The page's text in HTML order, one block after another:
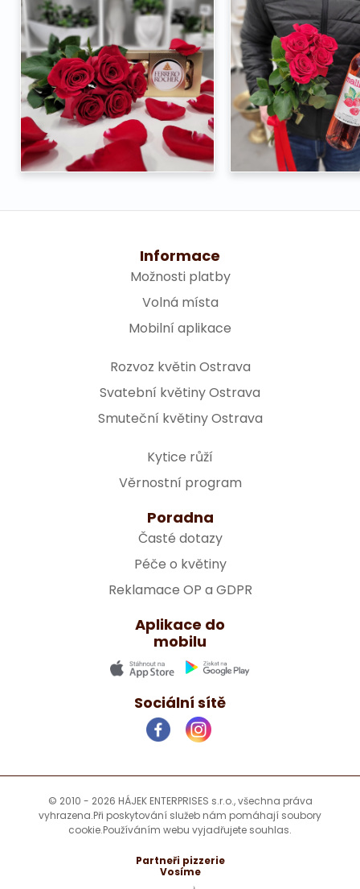
Informace
Možnosti platby
Volná místa
Mobilní aplikace
Rozvoz květin Ostrava
Svatební květiny Ostrava
Smuteční květiny Ostrava
Kytice růží
Věrnostní program
Poradna
Časté dotazy
Péče o květiny
Reklamace OP a GDPR
Aplikace do
mobilu
Sociální sítě
© 2010 - 2026 HÁJEK ENTERPRISES s.r.o., všechna práva
vyhrazena.Při poskytování služeb nám pomáhají soubory
cookie.Používáním webu vyjadřujete souhlas.
Partneři pizzerie
Vosíme